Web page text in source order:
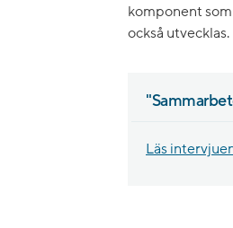
komponent
också utvecklas.
Läs